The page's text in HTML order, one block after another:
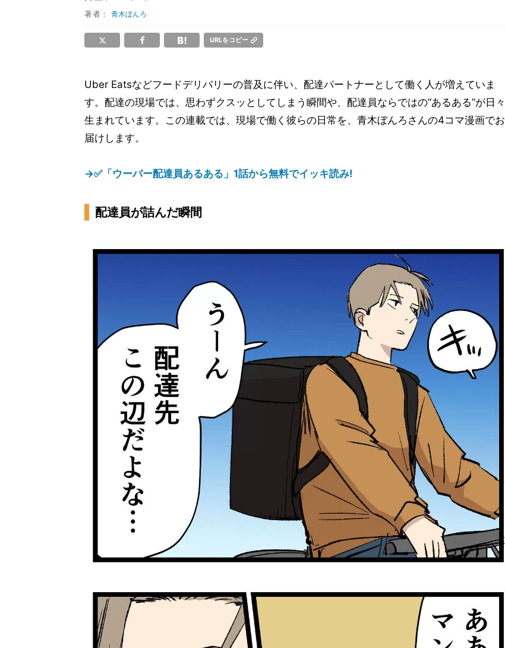
著者：青木ぼんろ
URLをコピー
Uber Eatsなどフードデリバリーの普及に伴い、配達パートナーとして働く人が増えていま
す。配達の現場では、思わずクスッとしてしまう瞬間や、配達員ならではの“あるある”が日々
生まれています。この連載では、現場で働く彼らの日常を、青木ぼんろさんの4コマ漫画でお
届けします。
→✅「ウーバー配達員あるある」1話から無料でイッキ読み!
配達員が詰んだ瞬間